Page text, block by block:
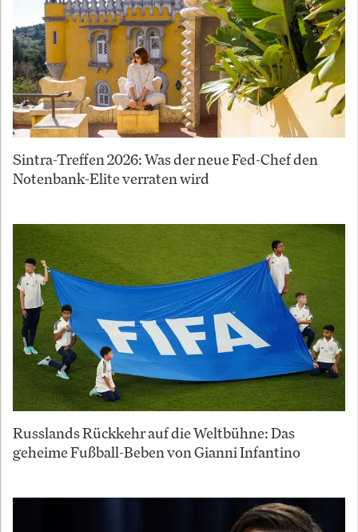
Sintra-Treffen 2026: Was der neue Fed-Chef den
Notenbank-Elite verraten wird
Russlands Rückkehr auf die Weltbühne: Das
geheime Fußball-Beben von Gianni Infantino